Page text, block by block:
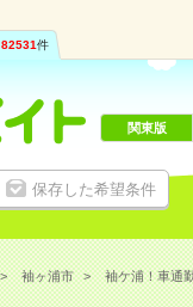
82531件
保存した希望条件
関東版
袖ヶ浦市 袖ケ浦！車通